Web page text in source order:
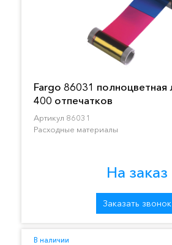
Fargo 86031 полноцветная
400 отпечатков
Артикул 86031
Расходные материалы
На заказ
Заказать звонок
В наличии